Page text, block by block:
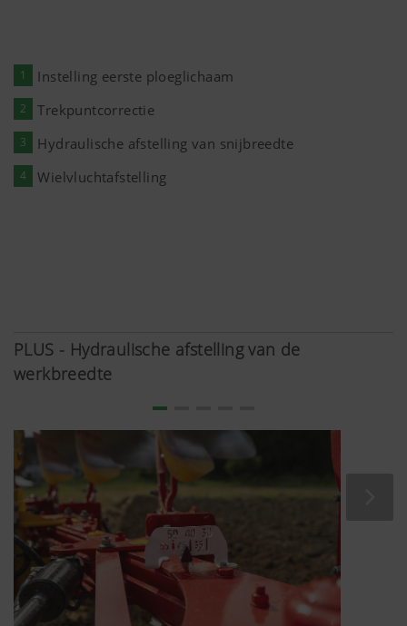
1 Instelling eerste ploeglichaam
2 Trekpuntcorrectie
3 Hydraulische afstelling van snijbreedte
4 Wielvluchtafstelling
PLUS - Hydraulische afstelling van de
werkbreedte